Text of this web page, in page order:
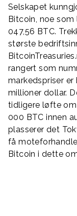
Selskapet
Bitcoin, noe
047,56 BTC.
største
rangert som
markedspriser
millioner dollar.
tidligere løfte om
000 BTC innen
plasserer det
få
Bitcoin i dette